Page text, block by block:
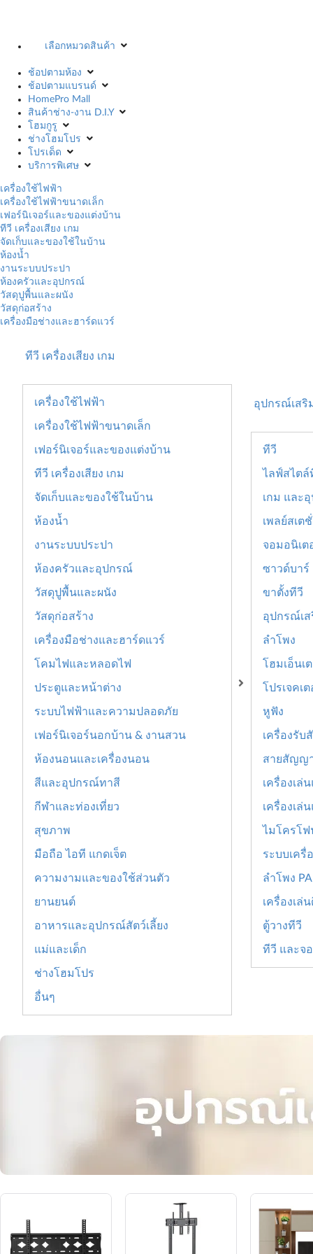
เลือกหมวดสินค้า
ช้อปตามห้อง
ช้อปตามแบรนด์
HomePro Mall
สินค้าช่าง-งาน D.I.Y
โฮมกูรู
ช่างโฮมโปร
โปรเด็ด
บริการพิเศษ
เครื่องใช้ไฟฟ้า
เครื่องใช้ไฟฟ้าขนาดเล็ก
เฟอร์นิเจอร์และของแต่งบ้าน
ทีวี เครื่องเสียง เกม
จัดเก็บและของใช้ในบ้าน
ห้องน้ำ
งานระบบประปา
ห้องครัวและอุปกรณ์
วัสดุปูพื้นและผนัง
วัสดุก่อสร้าง
เครื่องมือช่างและฮาร์ดแวร์
ทีวี เครื่องเสียง เกม
เครื่องใช้ไฟฟ้า
เครื่องใช้ไฟฟ้าขนาดเล็ก
เฟอร์นิเจอร์และของแต่งบ้าน
ทีวี เครื่องเสียง เกม
จัดเก็บและของใช้ในบ้าน
ห้องน้ำ
งานระบบประปา
ห้องครัวและอุปกรณ์
วัสดุปูพื้นและผนัง
วัสดุก่อสร้าง
เครื่องมือช่างและฮาร์ดแวร์
โคมไฟและหลอดไฟ
ประตูและหน้าต่าง
ระบบไฟฟ้าและความปลอดภัย
เฟอร์นิเจอร์นอกบ้าน & งานสวน
ห้องนอนและเครื่องนอน
สีและอุปกรณ์ทาสี
กีฬาและท่องเที่ยว
สุขภาพ
มือถือ ไอที แกดเจ็ต
ความงามและของใช้ส่วนตัว
ยานยนต์
อาหารและอุปกรณ์สัตว์เลี้ยง
แม่และเด็ก
ช่างโฮมโปร
อื่นๆ
อุปกรณ์เสริ
ทีวี
ไลฟ์สไตล์
เกม และ
เพลย์สเต
จอมอนิเต
ซาวด์บาร์
ขาตั้งทีวี
อุปกรณ์เ
ลำโพง
โฮมเอ็นเ
โปรเจคเ
หูฟัง
เครื่องรั
สายสัญญ
เครื่องเล่
เครื่องเล่
ไมโครโฟ
ระบบเครื่
ลำโพง
เครื่องเล่
ตู้วางทีวี
ทีวี และจ